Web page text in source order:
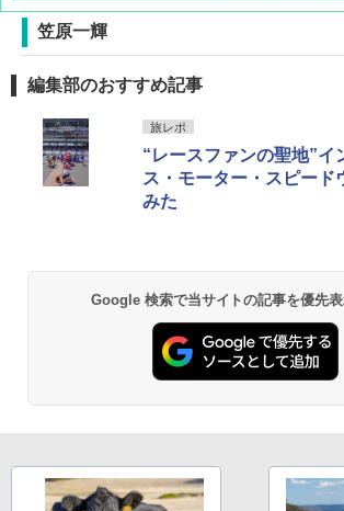
DEWEL パラソル 大型 ビ
ラソル ガーデン サイトシ
き
￥6,459
コンパクト 保冷力長持ち
￥2,980
熊撃退スプレー 熊よけス
0ml（連続噴射30秒）
関の購入実績 登山・キ
防災用品 長期保存可能 緊
送
笠原一輝
編集部のおすすめ記事
旅レポ
“レースファンの聖地”イ
ス・モーター・スピード
みた
Google 検索で当サイトの記事を優先